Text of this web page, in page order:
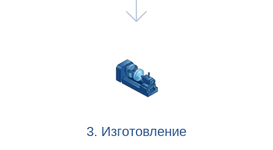
3. Изготовление